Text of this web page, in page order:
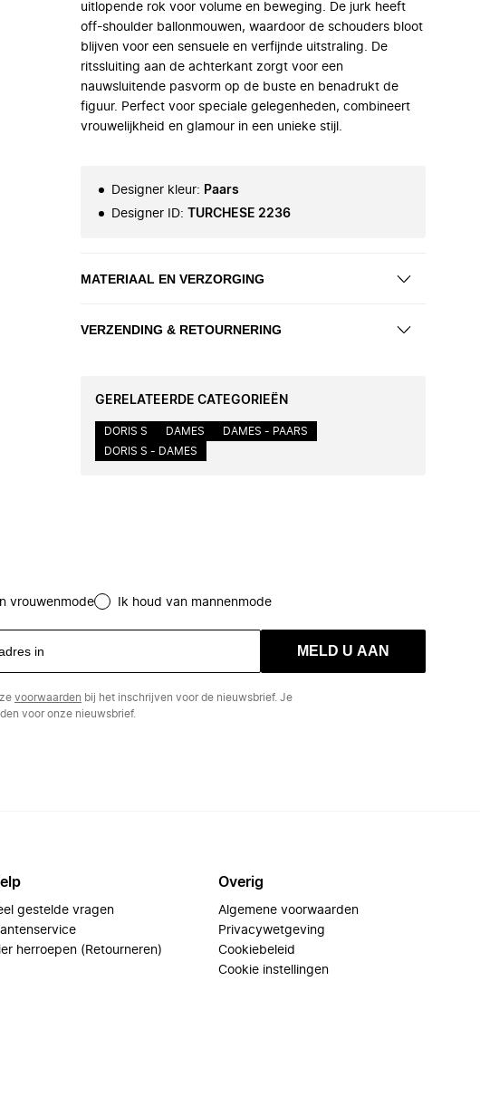
uitlopende rok voor volume en beweging. De jurk heeft
off-shoulder ballonmouwen, waardoor de schouders bloot
blijven voor een sensuele en verfijnde uitstraling. De
ritssluiting aan de achterkant zorgt voor een
nauwsluitende pasvorm op de buste en benadrukt de
figuur. Perfect voor speciale gelegenheden, combineert
vrouwelijkheid en glamour in een unieke stijl.
Designer kleur: Paars
Designer ID: TURCHESE 2236
MATERIAAL EN VERZORGING
VERZENDING & RETOURNERING
GERELATEERDE CATEGORIEËN
DORIS S DAMES
DAMES - PAARS
DORIS S - DAMES
vrouwenmode Ik houd van mannenmode
MELD U AAN
voorwaarden bij het inschrijven voor de nieuwsbrief. Je
voor onze nieuwsbrief.
gestelde vragen
herroepen (Retourneren)
Overig
Algemene voorwaarden
Privacywetgeving
Cookiebeleid
Cookie instellingen